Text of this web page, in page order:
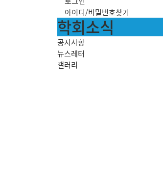
아이디/비밀번호찾기
학회소식
공지사항
뉴스레터
갤러리